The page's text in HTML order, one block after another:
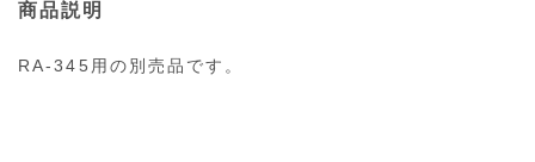
商品説明
RA-345用の別売品です。